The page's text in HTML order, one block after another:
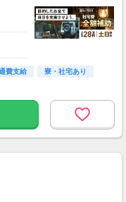
費支給
寮・社宅あり